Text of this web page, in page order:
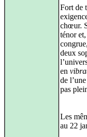
Fort de
chœur.
ténor
deux
en
de
pas
Les
au 22